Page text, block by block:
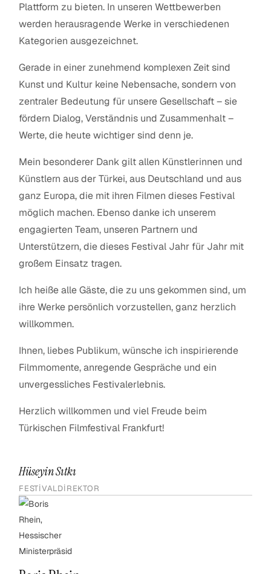
Plattform zu bieten. In unseren Wettbewerben
werden herausragende Werke in verschiedenen
Kategorien ausgezeichnet.
Gerade in einer zunehmend komplexen Zeit sind
Kunst und Kultur keine Nebensache, sondern von
zentraler Bedeutung für unsere Gesellschaft – sie
fördern Dialog, Verständnis und Zusammenhalt –
Werte, die heute wichtiger sind denn je.
Mein besonderer Dank gilt allen Künstlerinnen und
Künstlern aus der Türkei, aus Deutschland und aus
ganz Europa, die mit ihren Filmen dieses Festival
möglich machen. Ebenso danke ich unserem
engagierten Team, unseren Partnern und
Unterstützern, die dieses Festival Jahr für Jahr mit
großem Einsatz tragen.
Ich heiße alle Gäste, die zu uns gekommen sind, um
ihre Werke persönlich vorzustellen, ganz herzlich
willkommen.
Ihnen, liebes Publikum, wünsche ich inspirierende
Filmmomente, anregende Gespräche und ein
unvergessliches Festivalerlebnis.
Herzlich willkommen und viel Freude beim
Türkischen Filmfestival Frankfurt!
Hüseyin Sıtkı
FESTIVALDIREKTOR